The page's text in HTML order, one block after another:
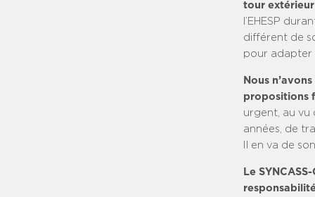
tour extérieur
l’EHESP
différent de
pour adapter
Nous
propositions
urgent, au vu
années, de
Il en va de
Le